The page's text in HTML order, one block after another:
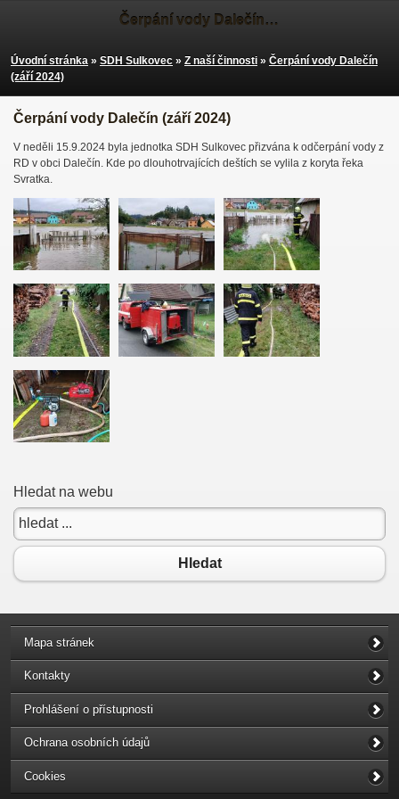
Čerpání vody Dalečín (září 2024)
Úvodní stránka » SDH Sulkovec » Z naší činnosti » Čerpání vody Dalečín
(září 2024)
Čerpání vody Dalečín (září 2024)
V neděli 15.9.2024 byla jednotka SDH Sulkovec přizvána k odčerpání vody z
RD v obci Dalečín. Kde po dlouhotrvajících deštích se vylila z koryta řeka
Svratka.
Hledat na webu
Hledat
Mapa stránek
Kontakty
Prohlášení o přístupnosti
Ochrana osobních údajů
Cookies